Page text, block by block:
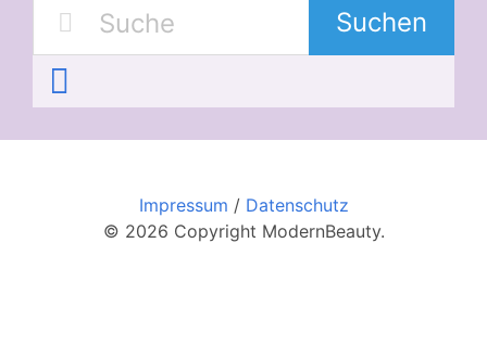
Suchen
Impressum / Datenschutz
© 2026 Copyright ModernBeauty.